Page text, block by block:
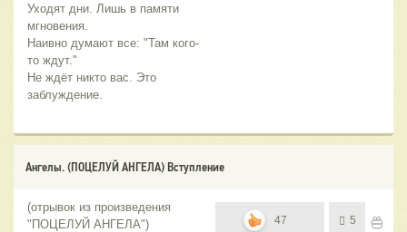
Уходят дни. Лишь в памяти
мгновения.
Наивно думают все: "Там кого-
то ждут."
Не ждёт никто вас. Это
заблуждение.
Ангелы. (ПОЦЕЛУЙ АНГЕЛА) Вступление
(отрывок из произведения
"ПОЦЕЛУЙ АНГЕЛА")
47 5